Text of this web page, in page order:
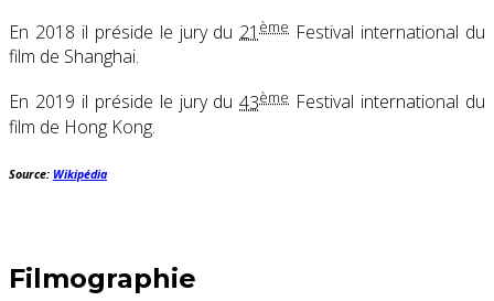
En 2018 il préside le jury du 21ème Festival international du
film de Shanghai.
En 2019 il préside le jury du43ème Festival international du
film de Hong Kong.
Source: Wikipédia
Filmographie